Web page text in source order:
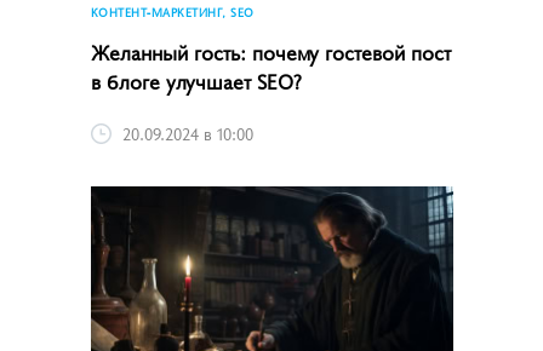
КОНТЕНТ-МАРКЕТИНГ, SEO
Желанный гость: почему гостевой пост
в блоге улучшает SEO?
20.09.2024 в 10:00